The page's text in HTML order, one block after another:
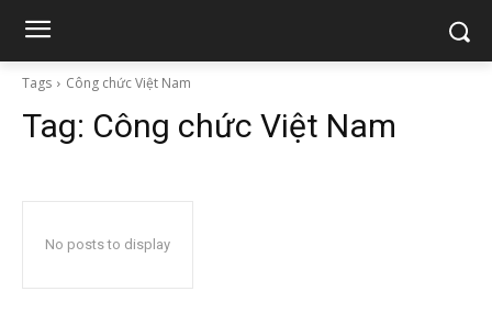
Tags Công chức Việt Nam
Tag: Công chức Việt Nam
No posts to display